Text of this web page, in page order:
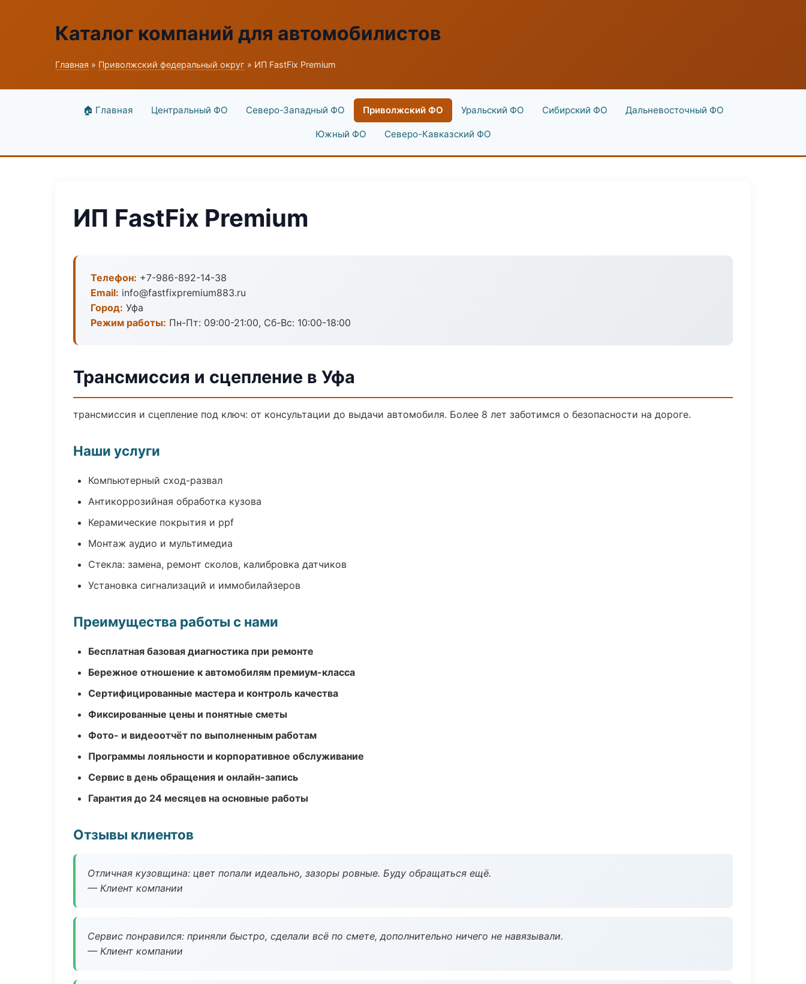
Каталог компаний для автомобилистов
Главная » Приволжский федеральный округ » ИП FastFix Premium
🏠 Главная Центральный ФО Северо-Западный ФО Приволжский ФО Уральский ФО Сибирский ФО Дальневосточный ФО
Южный ФО Северо-Кавказский ФО
ИП FastFix Premium
Телефон: +7-986-892-14-38
Email: info@fastfixpremium883.ru
Город: Уфа
Режим работы: Пн-Пт: 09:00-21:00, Сб-Вс: 10:00-18:00
Трансмиссия и сцепление в Уфа
трансмиссия и сцепление под ключ: от консультации до выдачи автомобиля. Более 8 лет заботимся о безопасности на дороге.
Наши услуги
Компьютерный сход-развал
Антикоррозийная обработка кузова
Керамические покрытия и ppf
Монтаж аудио и мультимедиа
Стекла: замена, ремонт сколов, калибровка датчиков
Установка сигнализаций и иммобилайзеров
Преимущества работы с нами
Бесплатная базовая диагностика при ремонте
Бережное отношение к автомобилям премиум-класса
Сертифицированные мастера и контроль качества
Фиксированные цены и понятные сметы
Фото- и видеоотчёт по выполненным работам
Программы лояльности и корпоративное обслуживание
Сервис в день обращения и онлайн-запись
Гарантия до 24 месяцев на основные работы
Отзывы клиентов
Отличная кузовщина: цвет попали идеально, зазоры ровные. Буду обращаться ещё.
— Клиент компании
Сервис понравился: приняли быстро, сделали всё по смете, дополнительно ничего не навязывали.
— Клиент компании